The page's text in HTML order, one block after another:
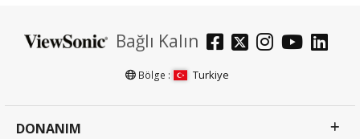
Bağlı Kalın
Bölge : Turkiye
DONANIM